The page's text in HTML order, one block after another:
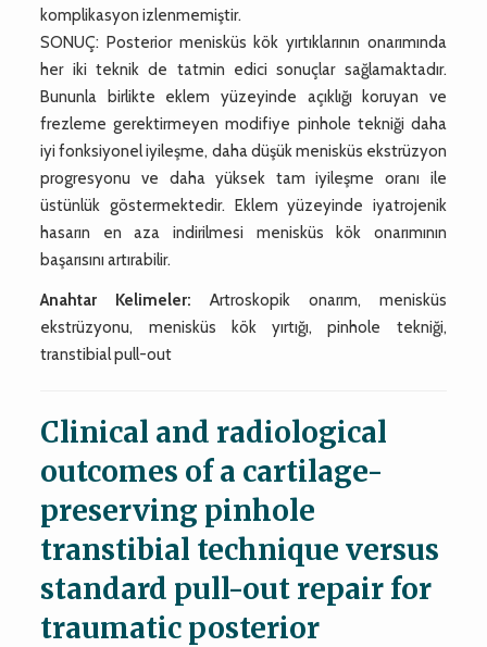
komplikasyon izlenmemiştir.
SONUÇ: Posterior menisküs kök yırtıklarının onarımında
her iki teknik de tatmin edici sonuçlar sağlamaktadır.
Bununla birlikte eklem yüzeyinde açıklığı koruyan ve
frezleme gerektirmeyen modifiye pinhole tekniği daha
iyi fonksiyonel iyileşme, daha düşük menisküs ekstrüzyon
progresyonu ve daha yüksek tam iyileşme oranı ile
üstünlük göstermektedir. Eklem yüzeyinde iyatrojenik
hasarın en aza indirilmesi menisküs kök onarımının
başarısını artırabilir.
Anahtar Kelimeler: Artroskopik onarım, menisküs
ekstrüzyonu, menisküs kök yırtığı, pinhole tekniği,
transtibial pull-out
Clinical and radiological
outcomes of a cartilage-
preserving pinhole
transtibial technique versus
standard pull-out repair for
traumatic posterior